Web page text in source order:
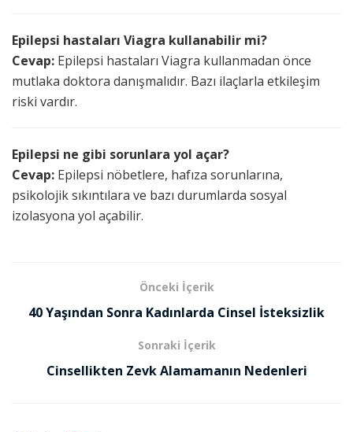
Epilepsi hastaları Viagra kullanabilir mi?
Cevap: Epilepsi hastaları Viagra kullanmadan önce
mutlaka doktora danışmalıdır. Bazı ilaçlarla etkileşim
riski vardır.
Epilepsi ne gibi sorunlara yol açar?
Cevap: Epilepsi nöbetlere, hafıza sorunlarına,
psikolojik sıkıntılara ve bazı durumlarda sosyal
izolasyona yol açabilir.
Önceki İçerik
40 Yaşından Sonra Kadınlarda Cinsel İsteksizlik
Sonraki İçerik
Cinsellikten Zevk Alamamanın Nedenleri